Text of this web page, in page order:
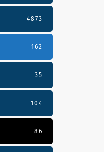
4873
162
35
104
86